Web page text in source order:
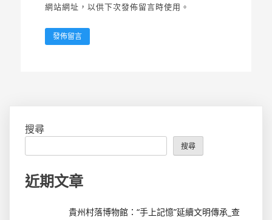
網站網址，以供下次發佈留言時使用。
搜尋
搜尋
近期文章
貴州村落博物館：“手上記憶”延續文明傳承_查